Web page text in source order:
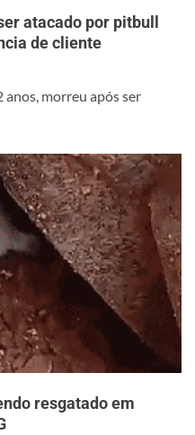
atacado por pitbull
de cliente
anos, morreu após ser
resgatado em